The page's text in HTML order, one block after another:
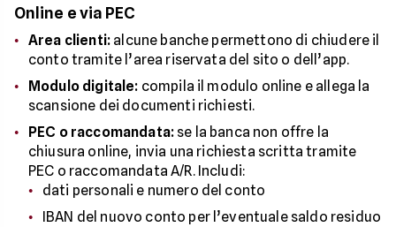
Online e via PEC
Area clienti: alcune banche permettono di chiudere il
conto tramite l’area riservata del sito o dell’app.
Modulo digitale: compila il modulo online e allega la
scansione dei documenti richiesti.
PEC o raccomandata: se la banca non offre la
chiusura online, invia una richiesta scritta tramite
PEC o raccomandata A/R. Includi:
dati personali e numero del conto
IBAN del nuovo conto per l’eventuale saldo residuo